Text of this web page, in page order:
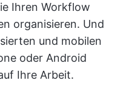
Ihren Workflow
organisieren. Und
und mobilen
oder Android
Ihre Arbeit.